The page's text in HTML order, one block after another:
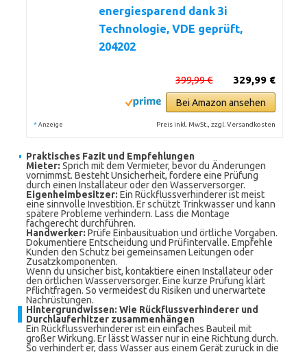
energiesparend dank 3i
Technologie, VDE geprüft,
204202
329,99 €
399,99 €
Bei Amazon ansehen
* Anzeige Preis inkl. MwSt., zzgl. Versandkosten
Praktisches Fazit und Empfehlungen
Mieter: Sprich mit dem Vermieter, bevor du Änderungen
vornimmst. Besteht Unsicherheit, fordere eine Prüfung
durch einen Installateur oder den Wasserversorger.
Eigenheimbesitzer: Ein Rückflussverhinderer ist meist
eine sinnvolle Investition. Er schützt Trinkwasser und kann
spätere Probleme verhindern. Lass die Montage
fachgerecht durchführen.
Handwerker: Prüfe Einbausituation und örtliche Vorgaben.
Dokumentiere Entscheidung und Prüfintervalle. Empfehle
Kunden den Schutz bei gemeinsamen Leitungen oder
Zusatzkomponenten.
Wenn du unsicher bist, kontaktiere einen Installateur oder
den örtlichen Wasserversorger. Eine kurze Prüfung klärt
Pflichtfragen. So vermeidest du Risiken und unerwartete
Nachrüstungen.
Hintergrundwissen: Wie Rückflussverhinderer und
Durchlauferhitzer zusammenhängen
Ein Rückflussverhinderer ist ein einfaches Bauteil mit
großer Wirkung. Er lässt Wasser nur in eine Richtung durch.
So verhindert er, dass Wasser aus einem Gerät zurück in die